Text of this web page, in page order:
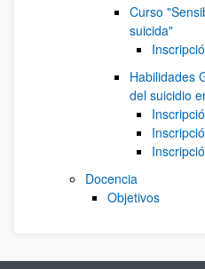
Curso
suicida"
Habilidades
del suicidio
Docencia
Objetivos